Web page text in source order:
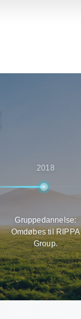
2018
Gruppedannelse:
Omdøbes til RIPPA
Group.